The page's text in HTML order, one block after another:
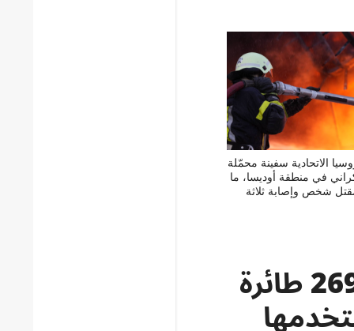
الاتحادية سفينة محمّلة
في منطقة أوديسا، ما
شخص وإصابة ثلاثة
تمكن الدفاع الجوي من تحييد 269 طائرة
استخدمها